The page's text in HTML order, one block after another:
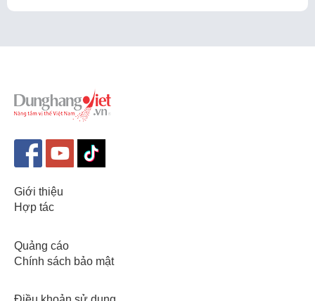
Giới thiệu
Hợp tác
Quảng cáo
Chính sách bảo mật